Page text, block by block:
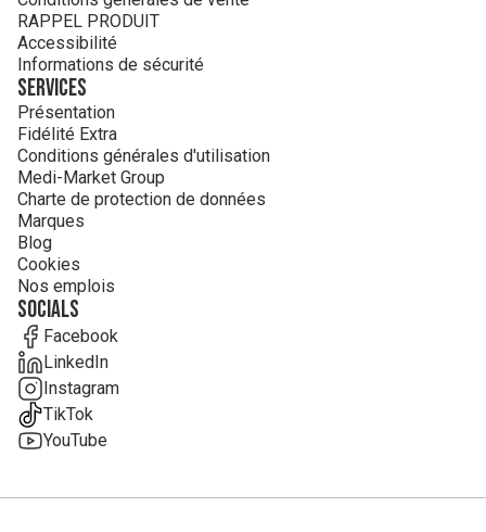
RAPPEL PRODUIT
Accessibilité
Informations de sécurité
Services
Présentation
Fidélité Extra
Conditions générales d'utilisation
Medi-Market Group
Charte de protection de données
Marques
Blog
Cookies
Nos emplois
Socials
Facebook
LinkedIn
Instagram
TikTok
YouTube